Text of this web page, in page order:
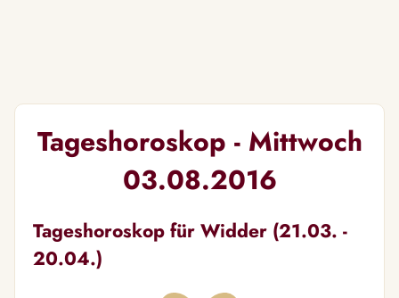
Tageshoroskop - Mittwoch
03.08.2016
Tageshoroskop für Widder (21.03. -
20.04.)